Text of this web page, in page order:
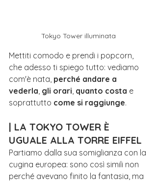
Tokyo Tower illuminata
Mettiti comodo e prendi i popcorn,
che adesso ti spiego tutto: vediamo
com'è nata, perché andare a
vederla, gli orari, quanto costa e
soprattutto come si raggiunge.
| LA TOKYO TOWER È
UGUALE ALLA TORRE EIFFEL
Partiamo dalla sua somiglianza con la
cugina europea: sono così simili non
perché avevano finito la fantasia, ma